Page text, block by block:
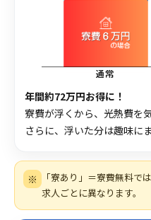
年間約72万円お得に！
寮費が浮くから、光熱費を
さらに、浮いた分は趣味に
※
「寮あり」＝寮費無料で
求人ごとに異なります。